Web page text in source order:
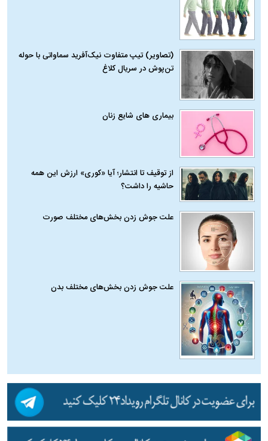
(تصاویر) تیپ متفاوت نیک‌آفرید سماواتی با حوله
تن‌پوش در سریال کلاغ
بیماری‌ های شایع زنان
از توقیف تا انتشار؛ آیا «کوری» ارزش این همه
حاشیه را داشت؟
علت جوش زدن بخش‌های مختلف صورت
علت جوش زدن بخش‌های مختلف بدن